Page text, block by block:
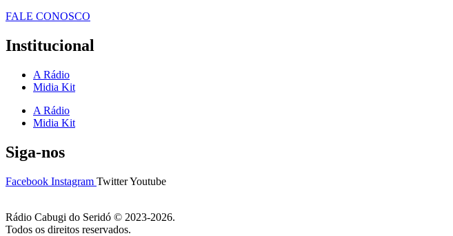
FALE CONOSCO
Institucional
A Rádio
Midia Kit
A Rádio
Midia Kit
Siga-nos
Facebook Instagram TwitterYoutube
Rádio Cabugi do Seridó © 2023-2026.
Todos os direitos reservados.